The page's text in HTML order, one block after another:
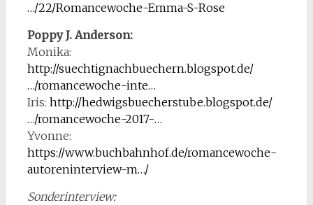
…/22/Romancewoche-Emma-S-Rose
Poppy J. Anderson:
Monika:
http://suechtignachbuechern.blogspot.de/
…/romancewoche-inte…
Iris: http://hedwigsbuecherstube.blogspot.de/
…/romancewoche-2017-…
Yvonne:
https://www.buchbahnhof.de/romancewoche-
autoreninterview-m…/
Sonderinterview: